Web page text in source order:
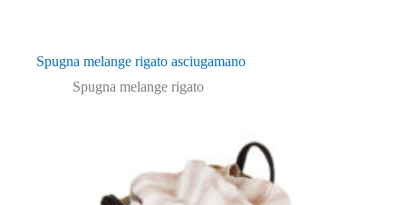
Spugna melange rigato asciugamano
Spugna melange rigato